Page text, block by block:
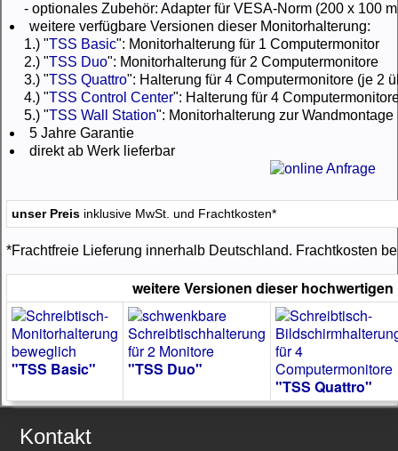
- optionales Zubehör: Adapter für VESA-Norm (200 x 100
weitere verfügbare Versionen dieser Monitorhalterung:
1.) "TSS Basic": Monitorhalterung für 1 Computermonitor
2.) "TSS Duo": Monitorhalterung für 2 Computermonitore
3.) "TSS Quattro": Halterung für 4 Computermonitore (je 2
4.) "TSS Control Center": Halterung für 4
5.) "TSS Wall Station": Monitorhalterung zur Wandmontage
5 Jahre Garantie
direkt ab Werk lieferbar
unser Preis inklusive MwSt. und Frachtkosten*
*Frachtfreie Lieferung innerhalb Deutschland. Frachtkosten
weitere Versionen dieser
"TSS Basic"
"TSS Duo"
"TSS Quattro"
Kontakt